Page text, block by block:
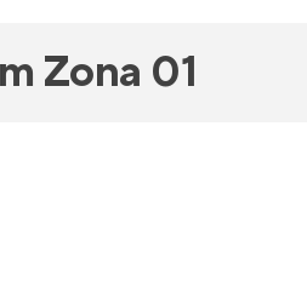
Zona 01